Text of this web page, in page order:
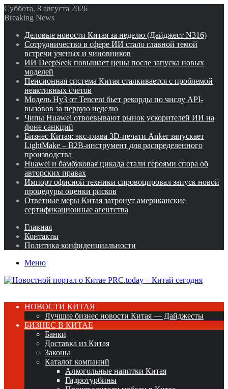
Суббота, 8 августа 2026
Breaking News
Деловые новости Китая за неделю (Дайджест N316)
Сотрудничество в сфере ИИ стало главной темой
встречи ученых и чиновников
ИИ DeepSeek повышает цены после запуска новых
моделей
Пенсионная система Китая сталкивается с проблемой
неактивных счетов
Модель Hy3 от Tencent бьет рекорды по числу API-
вызовов за первую неделю
Чипы Huawei отвоевывают рынок ускорителей ИИ на
фоне санкций
Бизнес Китая: экс-глава 3D-печати Anker запускает
LightMake – B2B-инструмент для распределенного
производства
Huawei и бамбуковая цикада стали героями спора об
авторских правах
Импорт офисной техники спровоцировал запуск новой
процедуры оценки рисков
Ответные меры Китая затронут американские
сертификационные агентства
Главная
Контакты
Политика конфиденциальности
Меню
НОВОСТИ КИТАЯ
Лучшие бизнес новости Китая — Дайджесты
БИЗНЕС В КИТАЕ
Банки
Доставка из Китая
Законы
Каталог компаний
Алкогольные напитки Китая
Гидротурбины